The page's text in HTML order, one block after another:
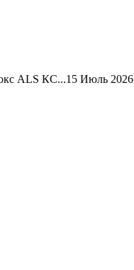
ALS КС...15 Июль 2026